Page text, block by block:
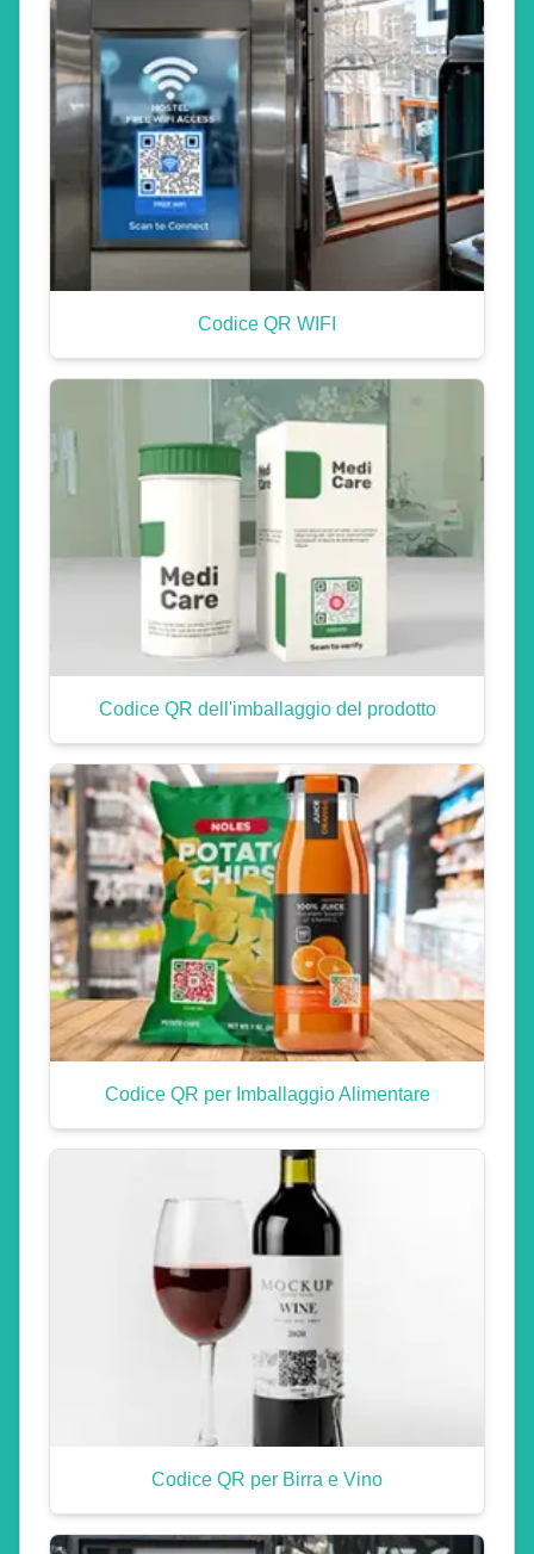
Codice QR WIFI
Codice QR dell'imballaggio del prodotto
Codice QR per Imballaggio Alimentare
Codice QR per Birra e Vino